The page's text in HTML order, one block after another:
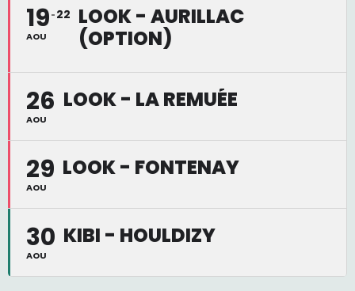
19
AOU
22 LOOK - AURILLAC
(OPTION)
26
AOU
LOOK - LA REMUÉE
29
AOU
LOOK - FONTENAY
30
AOU
KIBI - HOULDIZY